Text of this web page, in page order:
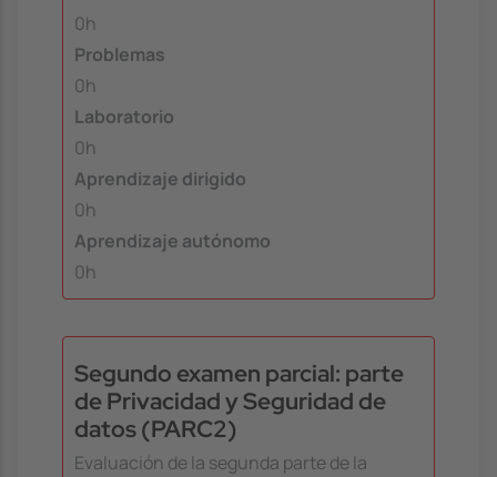
0h
Problemas
0h
Laboratorio
0h
Aprendizaje dirigido
0h
Aprendizaje autónomo
0h
Segundo examen parcial: parte
de Privacidad y Seguridad de
datos (PARC2)
Evaluación de la segunda parte de la